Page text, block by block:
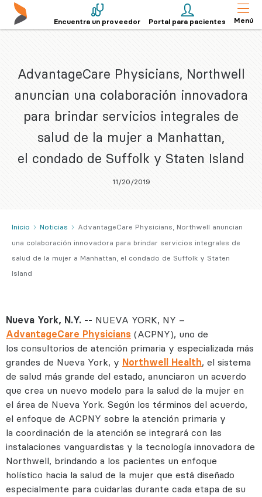
Encuentra un proveedor Portal para pacientes Menú
AdvantageCare Physicians, Northwell
anuncian una colaboración innovadora
para brindar servicios integrales de
salud de la mujer a Manhattan,
el condado de Suffolk y Staten Island
11/20/2019
Inicio Noticias
AdvantageCare Physicians, Northwell anuncian
una colaboración innovadora para brindar servicios integrales de
salud de la mujer a Manhattan, el condado de Suffolk y Staten
Island
Nueva York, N.Y. -- NUEVA YORK, NY –
AdvantageCare Physicians (ACPNY), uno de
los consultorios de atención primaria y especializada más
grandes de Nueva York, y Northwell Health, el sistema
de salud más grande del estado, anunciaron un acuerdo
que crea un nuevo modelo para la salud de la mujer en
el área de Nueva York. Según los términos del acuerdo,
el enfoque de ACPNY sobre la atención primaria y
la coordinación de la atención se integrará con las
instalaciones vanguardistas y la tecnología innovadora de
Northwell, brindando a los pacientes un enfoque
holístico hacia la salud de la mujer que está diseñado
especialmente para cuidarlas durante cada etapa de su